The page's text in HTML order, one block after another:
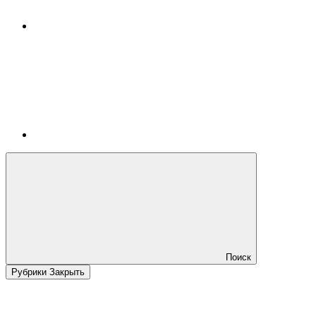
Поиск
Рубрики Закрыть